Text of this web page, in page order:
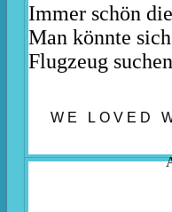
Immer schön
Man könnte
Flugzeug
WE LOVED